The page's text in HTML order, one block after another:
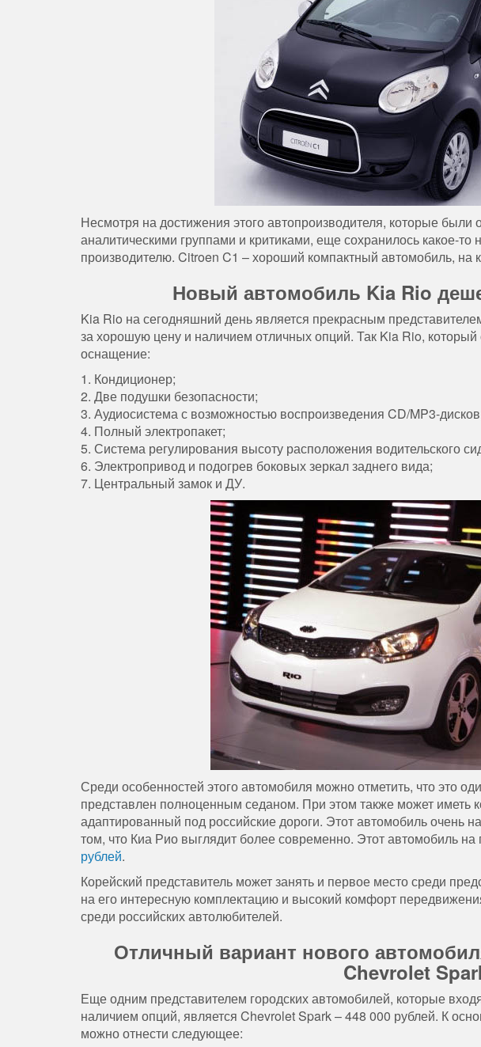
Несмотря на достижения этого автопроизводителя, которые
аналитическими группами и критиками, еще сохранилось какое-то
производителю. Citroen C1 – хороший компактный автомобиль, на
Новый автомобиль Kia Rio
Kia Rio на сегодняшний день является прекрасным
за хорошую цену и наличием отличных опций. Так Kia Rio,
оснащение:
1. Кондиционер;
2. Две подушки безопасности;
3. Аудиосистема с возможностью воспроизведения CD/MP3-
4. Полный электропакет;
5. Система регулирования высоту расположения водительского
6. Электропривод и подогрев боковых зеркал заднего вида;
7. Центральный замок и ДУ.
Среди особенностей этого автомобиля можно отметить, что это
представлен полноценным седаном. При этом также может иметь
адаптированный под российские дороги. Этот автомобиль очень
том, что Киа Рио выглядит более современно. Этот автомобиль
рублей.
Корейский представитель может занять и первое место среди
на его интересную комплектацию и высокий комфорт
среди российских автолюбителей.
Отличный вариант нового
Chevrolet
Еще одним представителем городских автомобилей, которые
наличием опций, является Chevrolet Spark – 448 000 рублей. К
можно отнести следующее: